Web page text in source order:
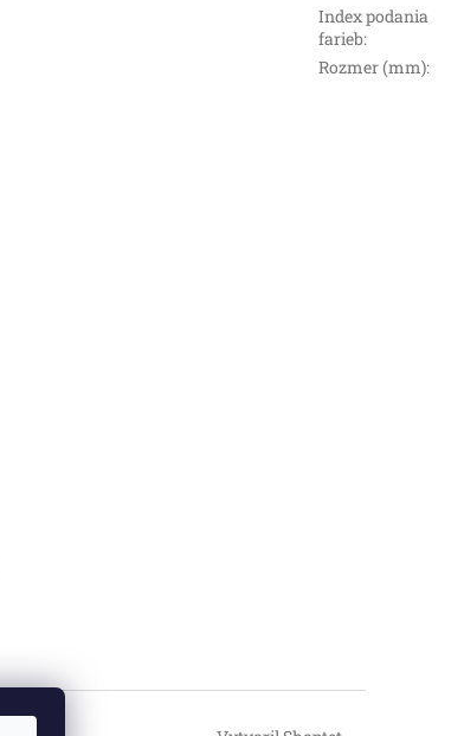
Index podania
farieb:
Rozmer (mm):